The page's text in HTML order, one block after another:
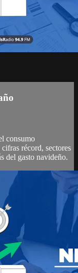
consumo
récord, sectores
del gasto navideño.